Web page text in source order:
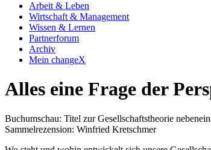
Arbeit & Leben
Wirtschaft & Management
Wissen & Lernen
Partnerforum
Archiv
Mein changeX
Alles eine Frage der
Buchumschau: Titel zur Gesellschaftstheorie
Sammelrezension: Winfried Kretschmer